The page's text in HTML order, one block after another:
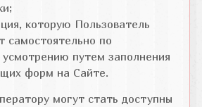
которую Пользователь
самостоятельно по
усмотрению путем заполнения
форм на Сайте.
могут стать доступны